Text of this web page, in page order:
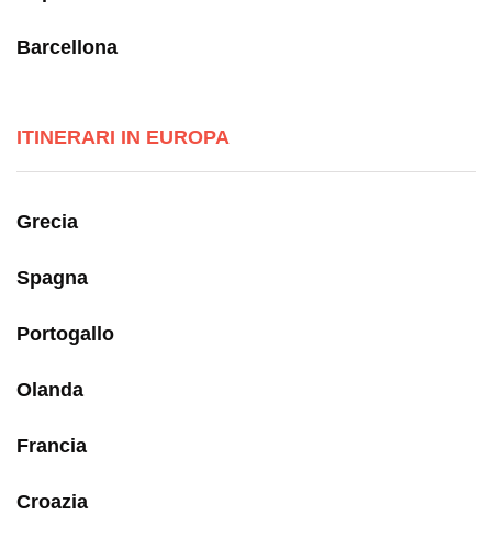
Barcellona
ITINERARI IN EUROPA
Grecia
Spagna
Portogallo
Olanda
Francia
Croazia